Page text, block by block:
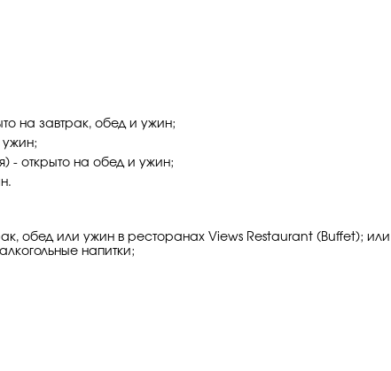
на завтрак, обед и ужин;
ужин;
- открыто на обед и ужин;
обед или ужин в ресторанах Views Restaurant (Buffet);
напитки;